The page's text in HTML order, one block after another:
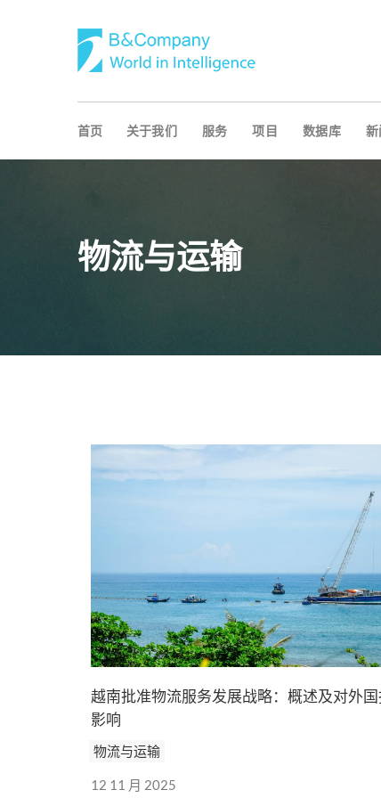
首页 关于我们 服务 项目 数据库 新
物流与运输
越南批准物流服务发展战略：概述及对外
影响
物流与运输
12 11 月 2025